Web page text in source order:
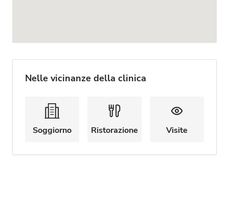
Nelle vicinanze della clinica
Soggiorno Ristorazione Visite